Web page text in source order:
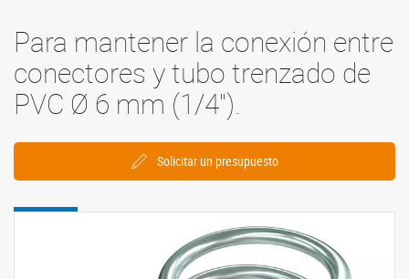
Para mantener la conexión entre
conectores y tubo trenzado de
PVC Ø 6 mm (1/4'').
Solicitar un presupuesto